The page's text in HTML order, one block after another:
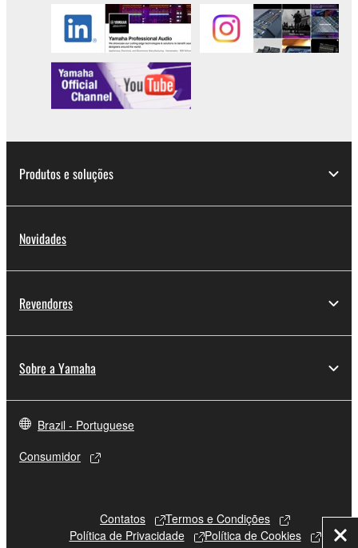
Produtos e soluções
Novidades
Revendores
Sobre a Yamaha
Brazil - Portuguese
Consumidor
Contatos
Termos e Condições
Política de Privacidade
Política de Cookies